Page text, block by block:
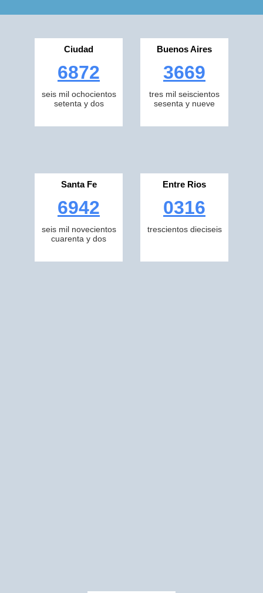
Ciudad
6872
seis mil ochocientos
setenta y dos
Buenos Aires
3669
tres mil seiscientos
sesenta y nueve
Santa Fe
6942
seis mil novecientos
cuarenta y dos
Entre Rios
0316
trescientos dieciseis